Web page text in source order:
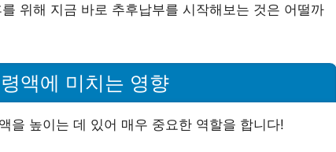
위해 지금 바로 추후납부를 시작해보는 것은 어떨까
액에 미치는 영향
을 높이는 데 있어 매우 중요한 역할을 합니다!